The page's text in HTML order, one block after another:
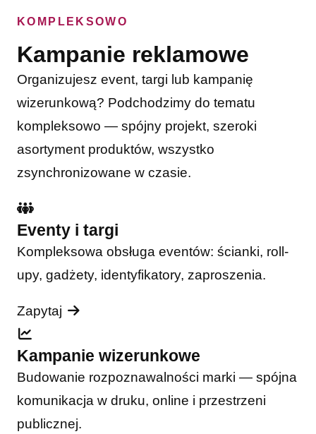
KOMPLEKSOWO
Kampanie reklamowe
Organizujesz event, targi lub kampanię
wizerunkową? Podchodzimy do tematu
kompleksowo — spójny projekt, szeroki
asortyment produktów, wszystko
zsynchronizowane w czasie.
Eventy i targi
Kompleksowa obsługa eventów: ścianki, roll-
upy, gadżety, identyfikatory, zaproszenia.
Zapytaj
Kampanie wizerunkowe
Budowanie rozpoznawalności marki — spójna
komunikacja w druku, online i przestrzeni
publicznej.